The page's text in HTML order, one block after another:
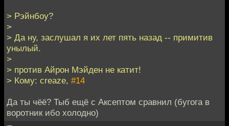
> Рэйнбоу?
>
> Да ну, заслушал я их лет пять назад -- примитив
унылый.
>
> против Айрон Мэйден не катит!
> Кому: creaze, #14
Да ты чёё? Тыб ещё с Аксептом сравнил (бугога в
воротник ибо холодно)